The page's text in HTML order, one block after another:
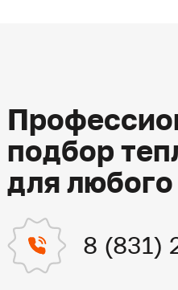
подбор
для
8 (831)